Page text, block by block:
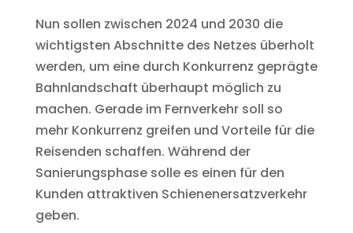
Nun sollen zwischen 2024 und 2030 die
wichtigsten Abschnitte des Netzes überholt
werden, um eine durch Konkurrenz geprägte
Bahnlandschaft überhaupt möglich zu
machen. Gerade im Fernverkehr soll so
mehr Konkurrenz greifen und Vorteile für die
Reisenden schaffen. Während der
Sanierungsphase solle es einen für den
Kunden attraktiven Schienenersatzverkehr
geben.